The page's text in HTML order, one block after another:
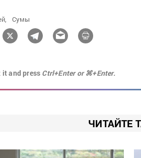
Сумы
it and press Ctrl+Enter or ⌘+Enter.
ЧИТАЙТЕ